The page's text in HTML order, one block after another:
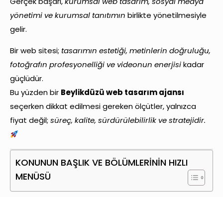
yönetimi ve kurumsal tanıtımın birlikte yönetilmesiyle
gelir.
Bir web sitesi; tasarımın estetiği, metinlerin doğruluğu,
fotoğrafın profesyonelliği ve videonun enerjisikadar
güçlüdür.
Bu yüzden bir Beylikdüzü web tasarım ajansı
seçerken dikkat edilmesi gereken ölçütler, yalnızca
fiyat değil; süreç, kalite, sürdürülebilirlik ve stratejidir.
KONUNUN BAŞLIK VE BÖLÜMLERİNİN HIZLI
MENÜSÜ